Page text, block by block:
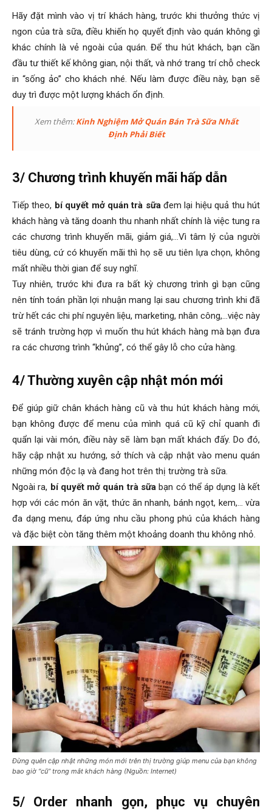
Hãy đặt mình vào vị trí khách hàng, trước khi thưởng thức vị
ngon của trà sữa, điều khiến họ quyết định vào quán không gì
khác chính là vẻ ngoài của quán. Để thu hút khách, bạn cần
đầu tư thiết kế không gian, nội thất, và nhớ trang trí chỗ check
in “sống ảo” cho khách nhé. Nếu làm được điều này, bạn sẽ
duy trì được một lượng khách ổn định.
Xem thêm:Kinh Nghiệm Mở Quán Bán Trà Sữa Nhất
Định Phải Biết
3/ Chương trình khuyến mãi hấp dẫn
Tiếp theo, bí quyết mở quán trà sữađem lại hiệu quả thu hút
khách hàng và tăng doanh thu nhanh nhất chính là việc tung ra
các chương trình khuyến mãi, giảm giá,…Vì tâm lý của người
tiêu dùng, cứ có khuyến mãi thì họ sẽ ưu tiên lựa chọn, không
mất nhiều thời gian để suy nghĩ.
Tuy nhiên, trước khi đưa ra bất kỳ chương trình gì bạn cũng
nên tính toán phần lợi nhuận mang lại sau chương trình khi đã
trừ hết các chi phí nguyên liệu, marketing, nhân công,…việc này
sẽ tránh trường hợp vì muốn thu hút khách hàng mà bạn đưa
ra các chương trình “khủng”, có thể gây lỗ cho cửa hàng.
4/ Thường xuyên cập nhật món mới
Để giúp giữ chân khách hàng cũ và thu hút khách hàng mới,
bạn không được để menu của mình quá cũ kỹ chỉ quanh đi
quẩn lại vài món, điều này sẽ làm bạn mất khách đấy. Do đó,
hãy cập nhật xu hướng, sở thích và cập nhật vào menu quán
những món độc lạ và đang hot trên thị trường trà sữa.
Ngoài ra, bí quyết mở quán trà sữa bạn có thể áp dụng là kết
hợp với các món ăn vặt, thức ăn nhanh, bánh ngọt, kem,… vừa
đa dạng menu, đáp ứng nhu cầu phong phú của khách hàng
và đặc biệt còn tăng thêm một khoảng doanh thu không nhỏ.
Đừng quên cập nhật những món mới trên thị trường giúp menu của bạn không
bao giờ “cũ” trong mắt khách hàng (Nguồn: Internet)
5/ Order nhanh gọn, phục vụ chuyên